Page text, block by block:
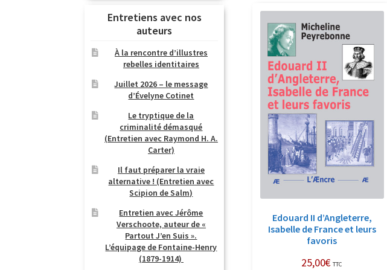
Edouard II d’Angleterre,
Isabelle de France et leurs
favoris
25,00€ TTC
Entretiens avec nos
auteurs
À la rencontre d’illustres
rebelles identitaires
Juillet 2026 – le message
d’Évelyne Cotinet
Le tryptique de la
criminalité démasqué
(Entretien avec Raymond H. A.
Carter)
Il faut préparer la vraie
alternative ! (Entretien avec
Scipion de Salm)
Entretien avec Jérôme
Verschoote, auteur de «
Partout J’en Suis ».
L’équipage de Fontaine-Henry
(1879-1914)